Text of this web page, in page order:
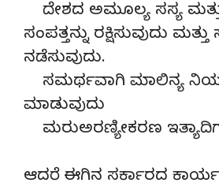
ದೇಶದ ಅಮೂಲ್ಯ ಸಸ್ಯ
ಸಂಪತ್ತನ್ನು ರಕ್ಷಿಸುವುದು ಮತ್ತು
ನಡೆಸುವುದು.
ಸಮರ್ಥವಾಗಿ ಮಾಲಿನ್ಯ
ಮಾಡುವುದು
ಮರುಅರಣ್ಯೀಕರಣ
ಆದರೆ ಈಗಿನ ಸರ್ಕಾರದ